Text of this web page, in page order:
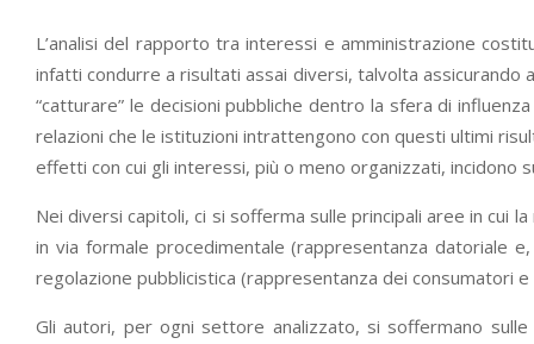
L’analisi del rapporto tra interessi e amministrazione
infatti condurre a risultati assai diversi, talvolta assicurando
“catturare” le decisioni pubbliche dentro la sfera di
relazioni che le istituzioni intrattengono con questi ultimi
effetti con cui gli interessi, più o meno organizzati, incidono
Nei diversi capitoli, ci si sofferma sulle principali aree in cui
in via formale procedimentale (rappresentanza datoriale
regolazione pubblicistica (rappresentanza dei consumatori
Gli autori, per ogni settore analizzato, si soffermano